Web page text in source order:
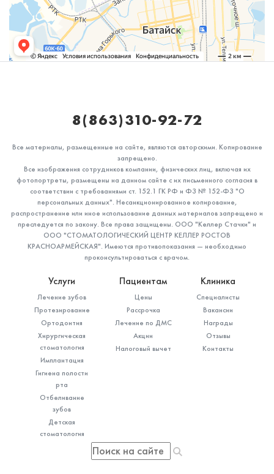
8(863)310-92-72
Все материалы, размещенные на сайте, являются авторскими. Копирование
запрещено.
Все изображения сотрудников компании, физических лиц, включая их
фотопортреты, размещены на данном сайте с их письменного согласия в
соответствии с требованиями ст. 152.1 ГК РФ и ФЗ № 152-ФЗ "О
персональных данных". Несанкционированное копирование,
распространение или иное использование данных материалов запрещено и
преследуется по закону. Все права защищены. ООО "Келлер Стачки" и
ООО "СТОМАТОЛОГИЧЕСКИЙ ЦЕНТР КЕЛЛЕР РОСТОВ
КРАСНОАРМЕЙСКАЯ". Имеются противопоказания — необходимо
проконсультироваться с врачом.
Услуги
Лечение зубов
Протезирование
Ортодонтия
Хирургическая
стоматология
Имплантация
Гигиена полости
рта
Отбеливание
зубов
Детская
стоматология
Пациентам
Цены
Рассрочка
Лечение по ДМС
Акции
Налоговый вычет
Клиника
Специалисты
Вакансии
Награды
Отзывы
Контакты